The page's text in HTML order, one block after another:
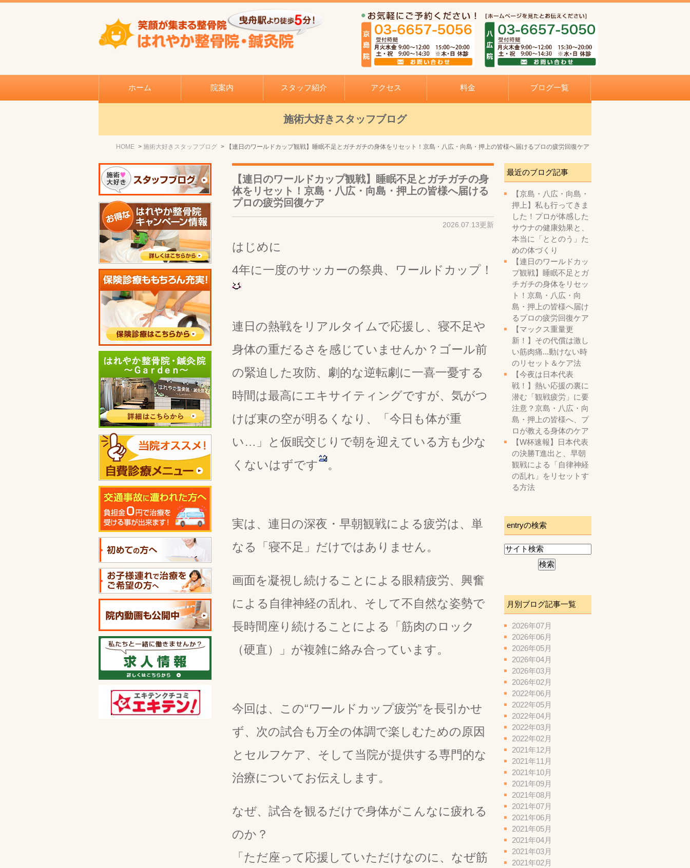
ホーム 院案内 スタッフ紹介 アクセス 料金 ブログ一覧
施術大好きスタッフブログ
HOME 施術大好きスタッフブログ 【連日のワールドカップ観戦】睡眠不足とガチガチの身体をリセット！京島・八広・向島・押上の皆様へ届けるプロの疲労回復ケア
【連日のワールドカップ観戦】睡眠不足とガチガチの身
体をリセット！京島・八広・向島・押上の皆様へ届ける
プロの疲労回復ケア
2026.07.13更新
はじめに
4年に一度のサッカーの祭典、ワールドカップ！
連日の熱戦をリアルタイムで応援し、寝不足や
身体の重だるさを感じていませんか？ゴール前
の緊迫した攻防、劇的な逆転劇に一喜一憂する
時間は最高にエキサイティングですが、気がつ
けば東の空が明るくなり、「今日も体が重
い…」と仮眠交じりで朝を迎えている方も少な
くないはずです
。
実は、連日の深夜・早朝観戦による疲労は、単
なる「寝不足」だけではありません。
画面を凝視し続けることによる眼精疲労、興奮
による自律神経の乱れ、そして不自然な姿勢で
長時間座り続けることによる「筋肉のロック
（硬直）」が複雑に絡み合っています。
今回は、この“ワールドカップ疲労”を長引かせ
ず、次の試合も万全の体調で楽しむための原因
とセルフケア、そして当院が提供する専門的な
治療についてお伝えします。
なぜ、試合を観るだけで身体がこんなに疲れる
のか？
「ただ座って応援していただけなのに、なぜ筋
最近のブログ記事
【京島・八広・向島・
押上】私も行ってきま
した！プロが体感した
サウナの健康効果と、
本当に「ととのう」た
めの体づくり
【連日のワールドカッ
プ観戦】睡眠不足とガ
チガチの身体をリセッ
ト！京島・八広・向
島・押上の皆様へ届け
るプロの疲労回復ケア
【マックス重量更
新！】その代償は激し
い筋肉痛...動けない時
のリセット＆ケア法
【今夜は日本代表
戦！】熱い応援の裏に
潜む「観戦疲労」に要
注意？京島・八広・向
島・押上の皆様へ、プ
ロが教える身体のケア
【W杯速報】日本代表
の決勝T進出と、早朝
観戦による「自律神経
の乱れ」をリセットす
る方法
entryの検索
月別ブログ記事一覧
2026年07月
2026年06月
2026年05月
2026年04月
2026年03月
2026年02月
2022年06月
2022年05月
2022年04月
2022年03月
2022年02月
2021年12月
2021年11月
2021年10月
2021年09月
2021年08月
2021年07月
2021年06月
2021年05月
2021年04月
2021年03月
2021年02月